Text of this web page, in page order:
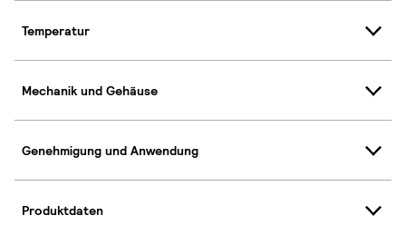
Temperatur
Mechanik und Gehäuse
Genehmigung und Anwendung
Produktdaten